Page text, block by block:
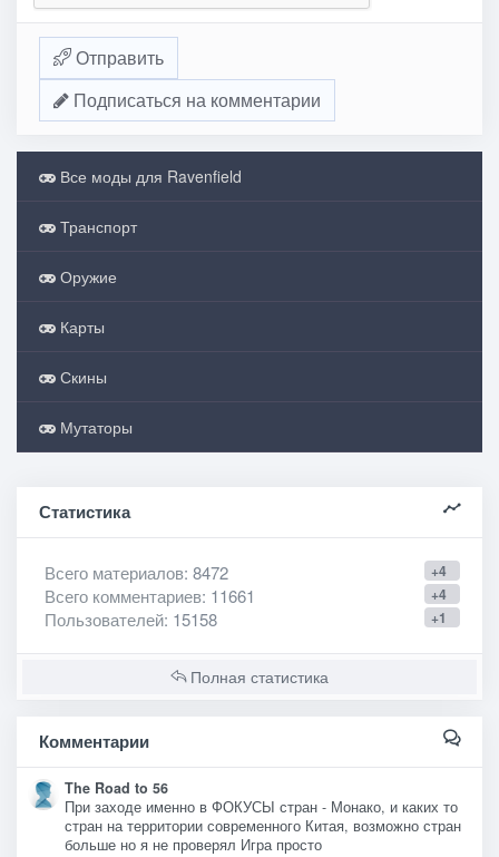
Отправить
Подписаться на комментарии
Все моды для Ravenfield
Транспорт
Оружие
Карты
Скины
Мутаторы
Статистика
+4
Всего материалов: 8472
+4
Всего комментариев: 11661
+1
Пользователей: 15158
Полная статистика
Комментарии
The Road to 56
При заходе именно в ФОКУСЫ стран - Монако, и каких то
стран на территории современного Китая, возможно стран
больше но я не проверял Игра просто